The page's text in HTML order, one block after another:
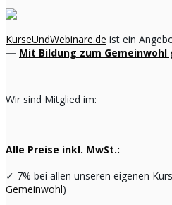
KurseUndWebinare.de ist ein
— Mit Bildung zum Gemeinwohl
Wir sind Mitglied im:
Alle Preise inkl. MwSt.:
✓ 7% bei allen unseren eigenen
Gemeinwohl)